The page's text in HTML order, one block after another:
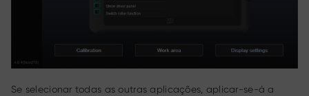
Se selecionar todas as outras aplicações, aplicar-se-á a